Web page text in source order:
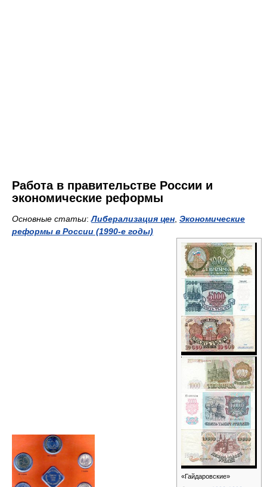
Работа в правительстве России и
экономические реформы
Основные статьи:Либерализация цен Экономические
реформы в России (1990-е годы)
«Гайдаровские»